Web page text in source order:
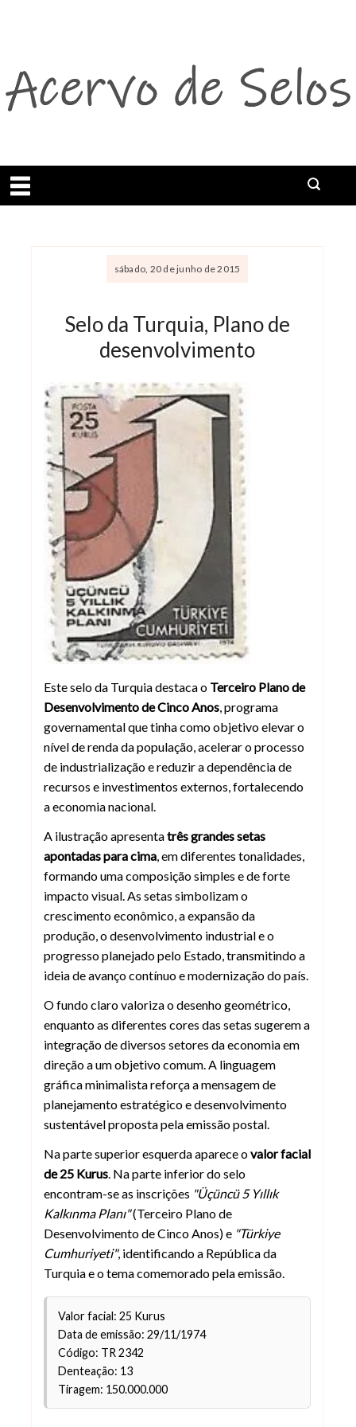
Abrir menu
sábado, 20 de junho de 2015
Selo da Turquia, Plano de
desenvolvimento
Selo Terceiro Plano de
Este selo da Turquia destaca o Terceiro Plano de
Desenvolvimento de Cinco Anos, programa
governamental que tinha como objetivo elevar o
nível de renda da população, acelerar o processo
de industrialização e reduzir a dependência de
recursos e investimentos externos, fortalecendo
a economia nacional.
A ilustração apresentatrês grandes setas
apontadas para cima, em diferentes tonalidades,
formando uma composição simples e de forte
impacto visual. As setas simbolizam o
crescimento econômico, a expansão da
produção, o desenvolvimento industrial e o
progresso planejado pelo Estado, transmitindo a
ideia de avanço contínuo e modernização do país.
O fundo claro valoriza o desenho geométrico,
enquanto as diferentes cores das setas sugerem a
integração de diversos setores da economia em
direção a um objetivo comum. A linguagem
gráfica minimalista reforça a mensagem de
planejamento estratégico e desenvolvimento
sustentável proposta pela emissão postal.
Na parte superior esquerda aparece ovalor facial
de 25 Kurus. Na parte inferior do selo
encontram-se as inscrições "Üçüncü 5 Yıllık
Kalkınma Planı"(Terceiro Plano de
Desenvolvimento de Cinco Anos) e "Türkiye
Cumhuriyeti", identificando a República da
Turquia e o tema comemorado pela emissão.
Valor facial: 25 Kurus
Data de emissão: 29/11/1974
Código: TR 2342
Denteação: 13
Tiragem: 150.000.000